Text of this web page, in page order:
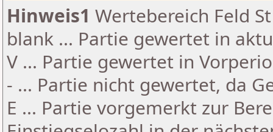
Hinweis1 Wertebereich Feld
blank ... Partie gewertet in
V ... Partie gewertet in
- ... Partie nicht gewertet, da
E ... Partie vorgemerkt zur